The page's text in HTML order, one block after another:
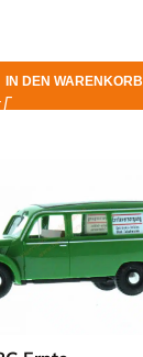
IN DEN WARENKORB